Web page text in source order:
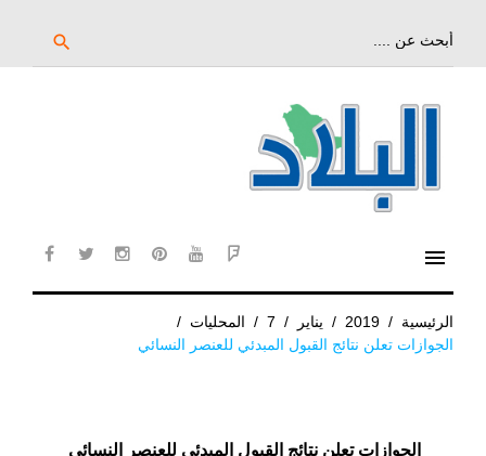
search
menu
الرئيسية /
2019
/ يناير /
7
/ المحليات /
الجوازات تعلن نتائج القبول المبدئي للعنصر النسائي
الجوازات تعلن نتائج القبول المبدئي للعنصر النسائي